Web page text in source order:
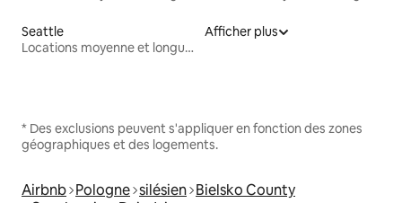
Seattle
Locations moyenne et longue durée
Afficher plus
* Des exclusions peuvent s'appliquer en fonction des zones
géographiques et des logements.
Airbnb Pologne silésien Bielsko County